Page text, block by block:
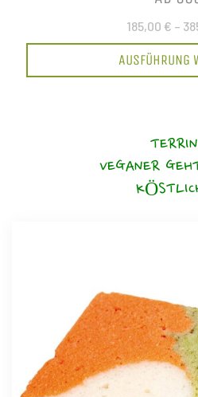
185,00 € –
AUSFÜHRUNG
VEGANER